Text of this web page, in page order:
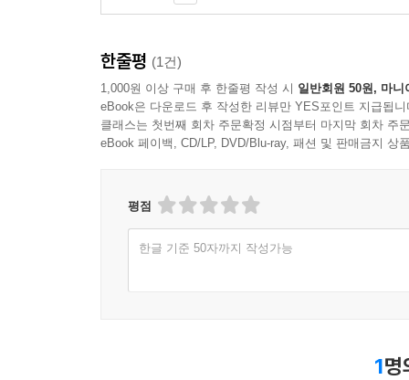
한줄평 (1건)
1,000원 이상 구매 후 한줄평 작성 시 일반회원 50원, 마니
eBook은 다운로드 후 작성한 리뷰만 YES포인트 지급됩니
클래스는 첫번째 회차 주문확정 시점부터 마지막 회차 주
eBook 페이백, CD/LP, DVD/Blu-ray, 패션 및 판매금지 상
평점
한글 기준 50자까지 작성가능
1명